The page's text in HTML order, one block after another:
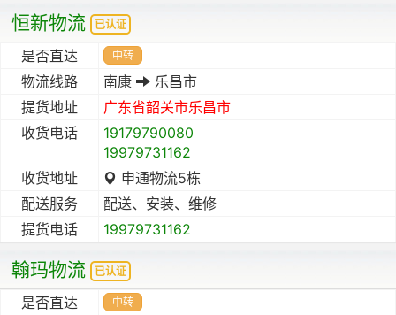
恒新物流 已认证
是否直达 中转
物流线路 南康
乐昌市
提货地址
广东省韶关市乐昌市
收货电话
19179790080
19979731162
收货地址
申通物流5栋
配送服务
配送、安装、维修
提货电话
19979731162
翰玛物流 已认证
是否直达 中转